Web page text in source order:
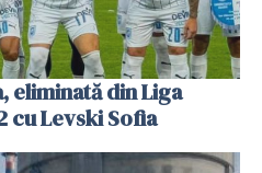
eliminată din Liga
cu Levski Sofia